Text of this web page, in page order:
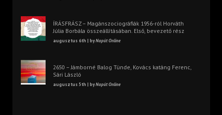
ÍRÁSFRÁSZ – Magánszociográfiák 1956-ról Horváth
Júlia Borbála összeállításában. Első, bevezető rész
augusztus 6th | byNapút Online
2650 – Jámborné Balog Tünde, Kovács katáng Ferenc,
Sári László
augusztus 5th | byNapút Online